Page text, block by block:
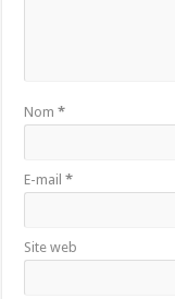
Nom*
E-mail*
Site web